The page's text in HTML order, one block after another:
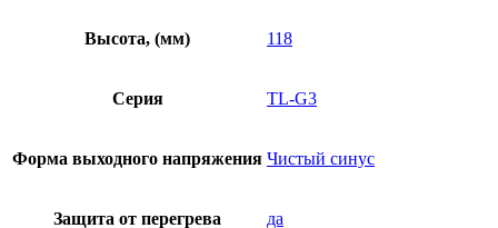
Высота, (мм) 118
Серия TL-G3
Форма выходного напряжения Чистый синус
Защита от перегрева да